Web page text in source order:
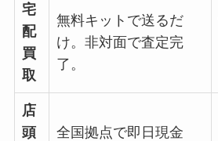
宅
配
買
取
無料キットで送るだ
け。非対面で査定完
了。
店
頭
全国拠点で即日現金